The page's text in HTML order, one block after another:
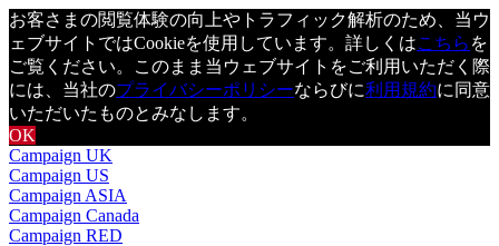
お客さまの閲覧体験の向上やトラフィック解析のため、当ウ
ェブサイトではCookieを使用しています。詳しくはこちら を
ご覧ください。このまま当ウェブサイトをご利用いただく際
には、当社のプライバシーポリシーならびに利用規約に同意
いただいたものとみなします。
OK
Campaign UK
Campaign US
Campaign ASIA
Campaign Canada
Campaign RED